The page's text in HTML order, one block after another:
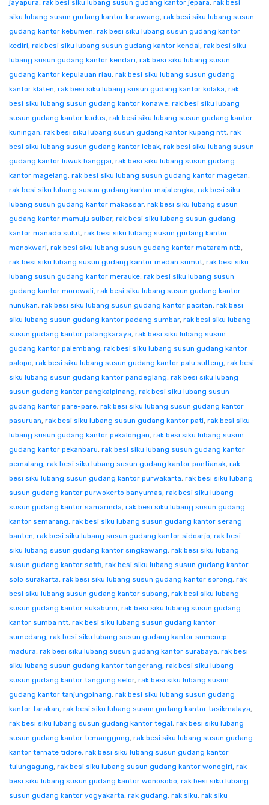
jayapura, rak besi siku lubang susun gudang kantor jepara, rak besi
siku lubang susun gudang kantor karawang, rak besi siku lubang susun
gudang kantor kebumen, rak besi siku lubang susun gudang kantor
kediri, rak besi siku lubang susun gudang kantor kendal, rak besi siku
lubang susun gudang kantor kendari, rak besi siku lubang susun
gudang kantor kepulauan riau, rak besi siku lubang susun gudang
kantor klaten, rak besi siku lubang susun gudang kantor kolaka, rak
besi siku lubang susun gudang kantor konawe, rak besi siku lubang
susun gudang kantor kudus, rak besi siku lubang susun gudang kantor
kuningan, rak besi siku lubang susun gudang kantor kupang ntt, rak
besi siku lubang susun gudang kantor lebak, rak besi siku lubang susun
gudang kantor luwuk banggai, rak besi siku lubang susun gudang
kantor magelang, rak besi siku lubang susun gudang kantor magetan,
rak besi siku lubang susun gudang kantor majalengka, rak besi siku
lubang susun gudang kantor makassar, rak besi siku lubang susun
gudang kantor mamuju sulbar, rak besi siku lubang susun gudang
kantor manado sulut, rak besi siku lubang susun gudang kantor
manokwari, rak besi siku lubang susun gudang kantor mataram ntb,
rak besi siku lubang susun gudang kantor medan sumut, rak besi siku
lubang susun gudang kantor merauke, rak besi siku lubang susun
gudang kantor morowali, rak besi siku lubang susun gudang kantor
nunukan, rak besi siku lubang susun gudang kantor pacitan, rak besi
siku lubang susun gudang kantor padang sumbar, rak besi siku lubang
susun gudang kantor palangkaraya, rak besi siku lubang susun
gudang kantor palembang, rak besi siku lubang susun gudang kantor
palopo, rak besi siku lubang susun gudang kantor palu sulteng, rak besi
siku lubang susun gudang kantor pandeglang, rak besi siku lubang
susun gudang kantor pangkalpinang, rak besi siku lubang susun
gudang kantor pare-pare, rak besi siku lubang susun gudang kantor
pasuruan, rak besi siku lubang susun gudang kantor pati, rak besi siku
lubang susun gudang kantor pekalongan, rak besi siku lubang susun
gudang kantor pekanbaru, rak besi siku lubang susun gudang kantor
pemalang, rak besi siku lubang susun gudang kantor pontianak, rak
besi siku lubang susun gudang kantor purwakarta, rak besi siku lubang
susun gudang kantor purwokerto banyumas, rak besi siku lubang
susun gudang kantor samarinda, rak besi siku lubang susun gudang
kantor semarang, rak besi siku lubang susun gudang kantor serang
banten, rak besi siku lubang susun gudang kantor sidoarjo, rak besi
siku lubang susun gudang kantor singkawang, rak besi siku lubang
susun gudang kantor sofifi, rak besi siku lubang susun gudang kantor
solo surakarta, rak besi siku lubang susun gudang kantor sorong, rak
besi siku lubang susun gudang kantor subang, rak besi siku lubang
susun gudang kantor sukabumi, rak besi siku lubang susun gudang
kantor sumba ntt, rak besi siku lubang susun gudang kantor
sumedang, rak besi siku lubang susun gudang kantor sumenep
madura, rak besi siku lubang susun gudang kantor surabaya, rak besi
siku lubang susun gudang kantor tangerang, rak besi siku lubang
susun gudang kantor tangjung selor, rak besi siku lubang susun
gudang kantor tanjungpinang, rak besi siku lubang susun gudang
kantor tarakan, rak besi siku lubang susun gudang kantor tasikmalaya,
rak besi siku lubang susun gudang kantor tegal, rak besi siku lubang
susun gudang kantor temanggung, rak besi siku lubang susun gudang
kantor ternate tidore, rak besi siku lubang susun gudang kantor
tulungagung, rak besi siku lubang susun gudang kantor wonogiri, rak
besi siku lubang susun gudang kantor wonosobo, rak besi siku lubang
susun gudang kantor yogyakarta, rak gudang, rak siku, rak siku